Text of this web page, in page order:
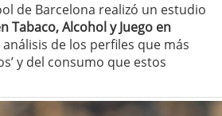
de Barcelona realizó un estudio
Tabaco, Alcohol y Juego en
de los perfiles que más
y del consumo que estos